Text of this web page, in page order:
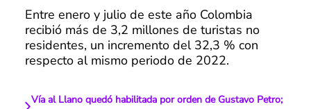
Entre enero y julio de este año Colombia
recibió más de 3,2 millones de turistas no
residentes, un incremento del 32,3 % con
respecto al mismo periodo de 2022.
Vía al Llano quedó habilitada por orden de Gustavo Petro;